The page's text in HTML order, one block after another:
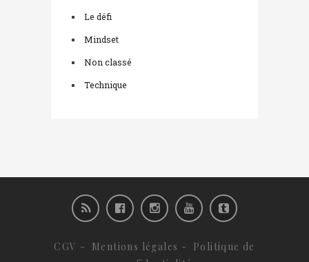
Le défi
Mindset
Non classé
Technique
CGV - Mentions légales - Politique de